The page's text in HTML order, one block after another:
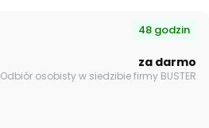
48 godzin
za darmo
Odbiór osobisty w siedzibie firmy BUSTER